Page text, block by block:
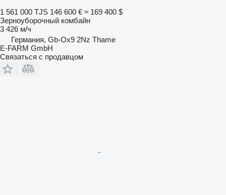
1 561 000 TJS 146 600 € ≈ 169 400 $
Зерноуборочный комбайн
3 426 м/ч
Германия, Gb-Ox9 2Nz Thame
E-FARM GmbH
Связаться с продавцом